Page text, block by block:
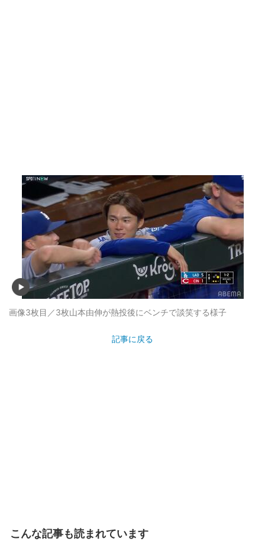
画像3枚目／3枚山本由伸が熱投後にベンチで談笑する様子
記事に戻る
こんな記事も読まれています